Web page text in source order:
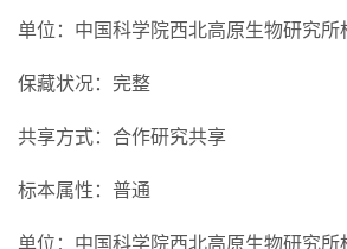
单位：中国科学院西北高原生物研究所
保藏状况：完整
共享方式：合作研究共享
标本属性：普通
单位：中国科学院西北高原生物研究所